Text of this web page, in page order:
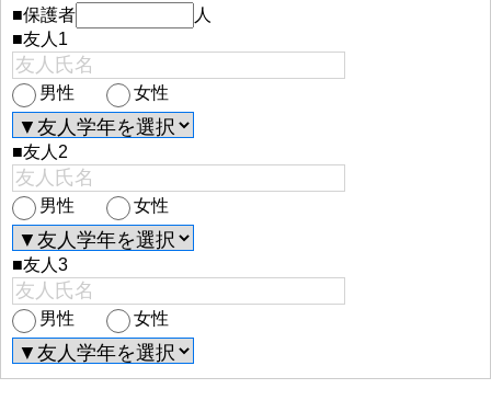
■保護者
人
■友人1
男性 女性
■友人2
男性 女性
■友人3
男性 女性